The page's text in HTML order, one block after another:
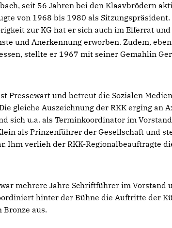
seit 56 Jahren bei den Klaavbrödern
von 1968 bis 1980 als Sitzungspräsident.
zur KG hat er sich auch im Elferrat
und Anerkennung erworben. Zudem,
stellte er 1967 mit seiner Gemahlin
Pressewart und betreut die Sozialen
gleiche Auszeichnung der RKK erging an
sich u.a. als Terminkoordinator im
als Prinzenführer der Gesellschaft und
Ihm verlieh der RKK-Regionalbeauftragte
mehrere Jahre Schriftführer im Vorstand
hinter der Bühne die Auftritte der
aus.